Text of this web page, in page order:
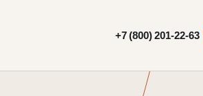
+7 (800) 201-22-63